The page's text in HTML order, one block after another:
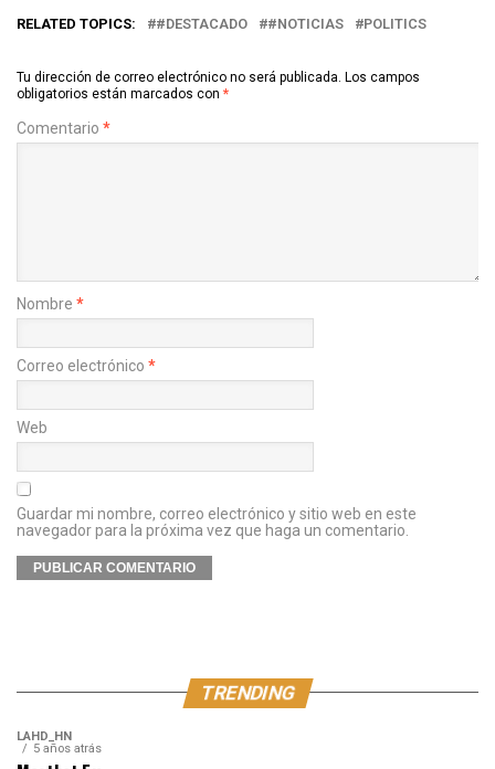
RELATED TOPICS: #DESTACADO #NOTICIAS POLITICS
Tu dirección de correo electrónico no será publicada. Los campos
obligatorios están marcados con *
Comentario *
Nombre *
Correo electrónico *
Web
Guardar mi nombre, correo electrónico y sitio web en este
navegador para la próxima vez que haga un comentario.
TRENDING
LAHD_HN
5 años atrás